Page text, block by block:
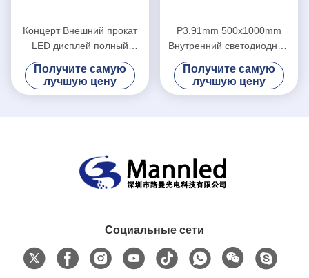
Концерт Внешний прокат
LED дисплей полный
цветный экран SMD P4.81
Внутри помещений
Получите самую
лучшую цену
P3.91mm 500x1000mm
Внутренний светодиодный
экран Аренда на улице для
свадьбы
Получите самую
лучшую цену
Социальные сети